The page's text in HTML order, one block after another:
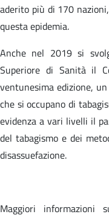
aderito più di 170
questa epidemia.
Anche nel 2019 si
Superiore di Sanità il
ventunesima edizione,
che si occupano di
evidenza a vari livelli il
del tabagismo e dei
disassuefazione.
Maggiori informazioni